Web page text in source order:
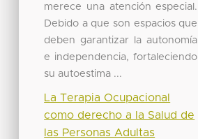
merece una atención especial.
Debido a que son espacios que
deben garantizar la autonomía
e independencia, fortaleciendo
su autoestima ...
La Terapia Ocupacional
como derecho a la Salud de
las Personas Adultas